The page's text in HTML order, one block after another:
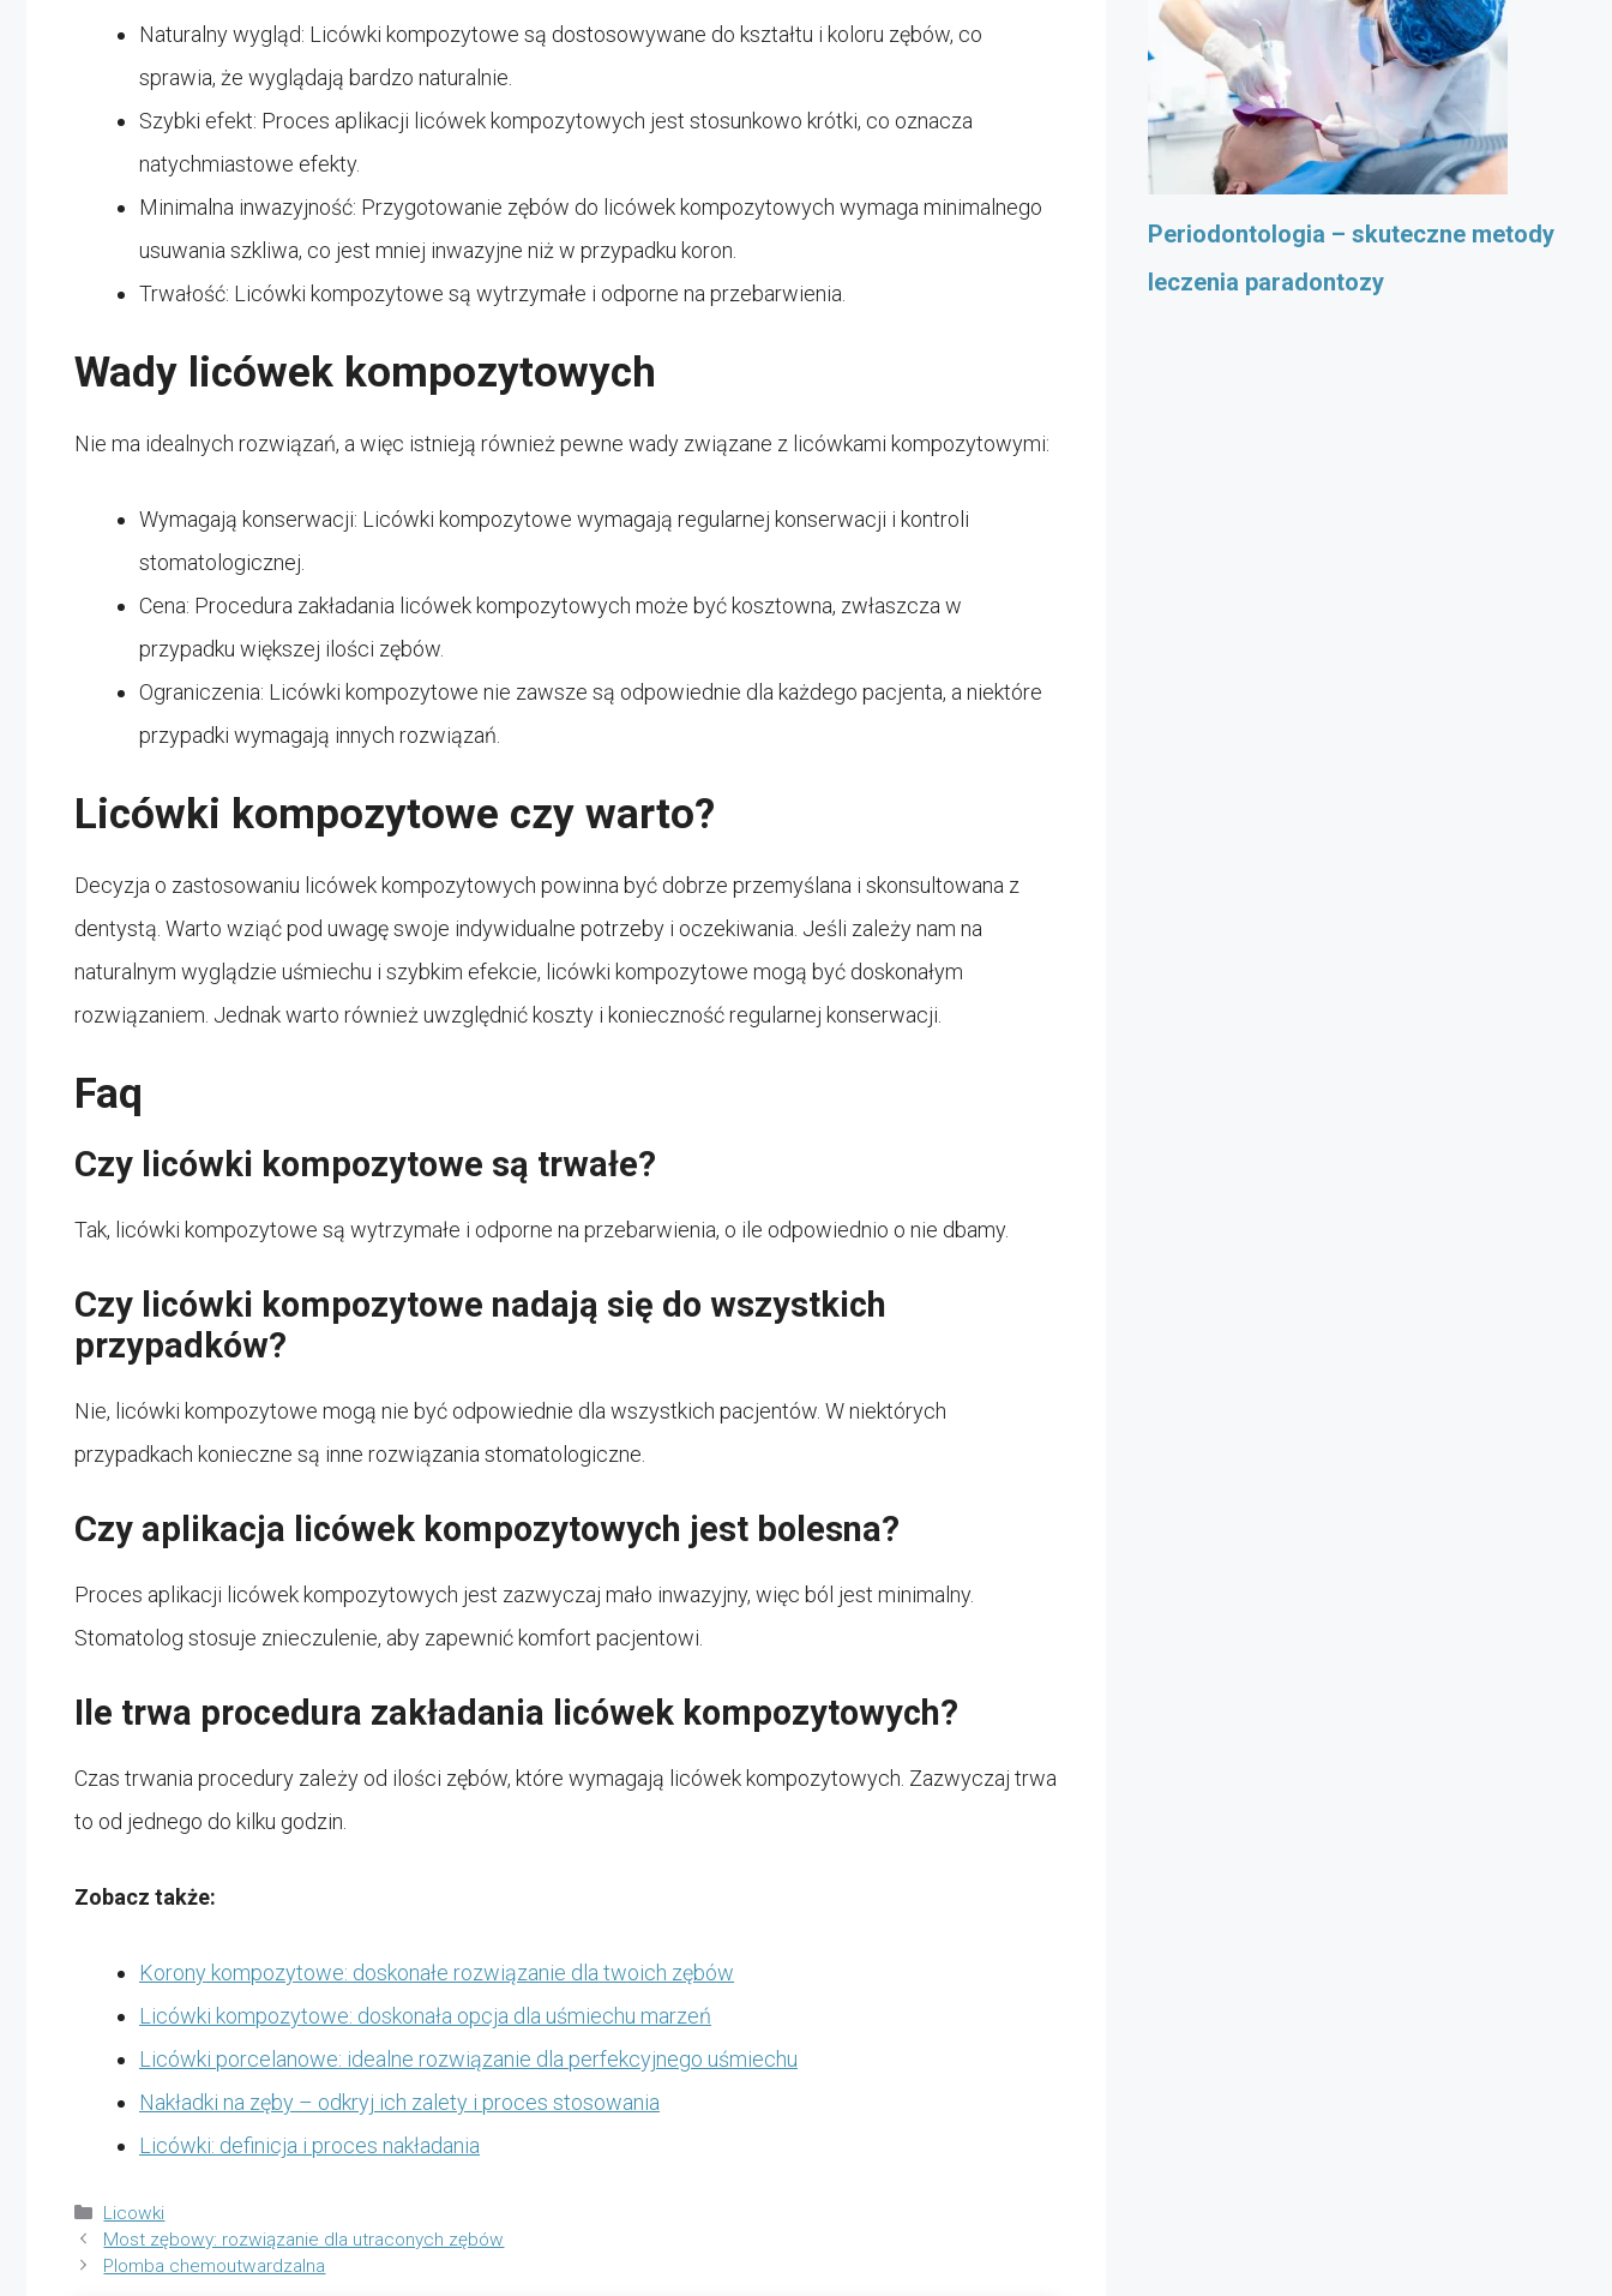
Naturalny wygląd: Licówki kompozytowe są dostosowywane do kształtu i koloru zębów, co
sprawia, że wyglądają bardzo naturalnie.
Szybki efekt: Proces aplikacji licówek kompozytowych jest stosunkowo krótki, co oznacza
natychmiastowe efekty.
Minimalna inwazyjność: Przygotowanie zębów do licówek kompozytowych wymaga minimalnego
usuwania szkliwa, co jest mniej inwazyjne niż w przypadku koron.
Trwałość: Licówki kompozytowe są wytrzymałe i odporne na przebarwienia.
Wady licówek kompozytowych
Nie ma idealnych rozwiązań, a więc istnieją również pewne wady związane z licówkami kompozytowymi:
Wymagają konserwacji: Licówki kompozytowe wymagają regularnej konserwacji i kontroli
stomatologicznej.
Cena: Procedura zakładania licówek kompozytowych może być kosztowna, zwłaszcza w
przypadku większej ilości zębów.
Ograniczenia: Licówki kompozytowe nie zawsze są odpowiednie dla każdego pacjenta, a niektóre
przypadki wymagają innych rozwiązań.
Licówki kompozytowe czy warto?
Decyzja o zastosowaniu licówek kompozytowych powinna być dobrze przemyślana i skonsultowana z
dentystą. Warto wziąć pod uwagę swoje indywidualne potrzeby i oczekiwania. Jeśli zależy nam na
naturalnym wyglądzie uśmiechu i szybkim efekcie, licówki kompozytowe mogą być doskonałym
rozwiązaniem. Jednak warto również uwzględnić koszty i konieczność regularnej konserwacji.
Faq
Czy licówki kompozytowe są trwałe?
Tak, licówki kompozytowe są wytrzymałe i odporne na przebarwienia, o ile odpowiednio o nie dbamy.
Czy licówki kompozytowe nadają się do wszystkich
przypadków?
Nie, licówki kompozytowe mogą nie być odpowiednie dla wszystkich pacjentów. W niektórych
przypadkach konieczne są inne rozwiązania stomatologiczne.
Czy aplikacja licówek kompozytowych jest bolesna?
Proces aplikacji licówek kompozytowych jest zazwyczaj mało inwazyjny, więc ból jest minimalny.
Stomatolog stosuje znieczulenie, aby zapewnić komfort pacjentowi.
Ile trwa procedura zakładania licówek kompozytowych?
Czas trwania procedury zależy od ilości zębów, które wymagają licówek kompozytowych. Zazwyczaj trwa
to od jednego do kilku godzin.
Zobacz także:
Korony kompozytowe: doskonałe rozwiązanie dla twoich zębów
Licówki kompozytowe: doskonała opcja dla uśmiechu marzeń
Licówki porcelanowe: idealne rozwiązanie dla perfekcyjnego uśmiechu
Nakładki na zęby – odkryj ich zalety i proces stosowania
Licówki: definicja i proces nakładania
Kategorie
Licowki
Most zębowy: rozwiązanie dla utraconych zębów
Plomba chemoutwardzalna
Periodontologia – skuteczne metody
leczenia paradontozy